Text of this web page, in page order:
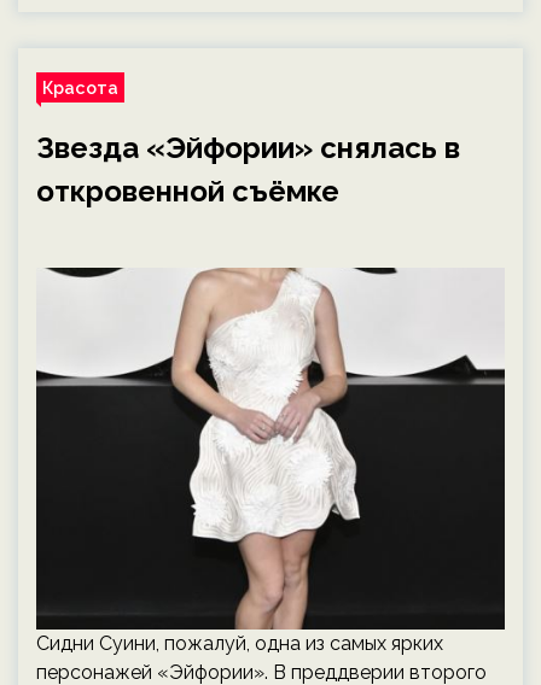
Красота
Звезда «Эйфории» снялась в
откровенной съёмке
Сидни Суини, пожалуй, одна из самых ярких
персонажей «Эйфории». В преддверии второго